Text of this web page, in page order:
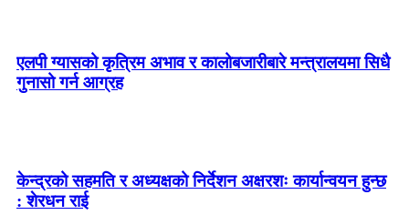
एलपी ग्यासको कृत्रिम अभाव र कालोबजारीबारे मन्त्रालयमा सिधै
गुनासो गर्न आग्रह
केन्द्रको सहमति र अध्यक्षको निर्देशन अक्षरशः कार्यान्वयन हुन्छ
: शेरधन राई